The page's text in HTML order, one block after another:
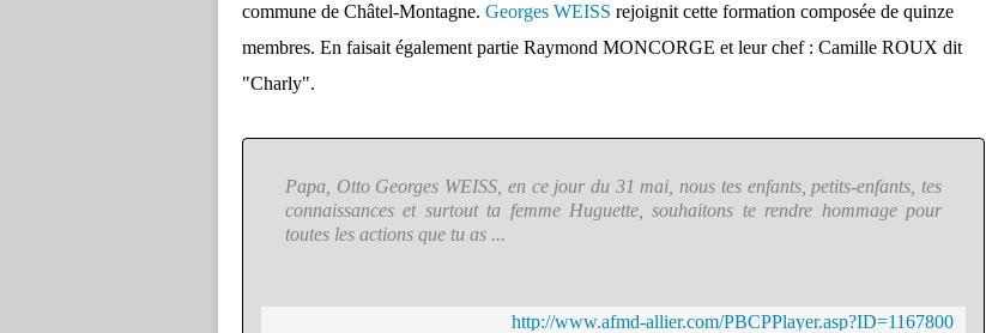
commune de Châtel-Montagne. Georges WEISS rejoignit cette formation composée de quinze
membres. En faisait également partie Raymond MONCORGE et leur chef : Camille ROUX dit
"Charly".
Papa, Otto Georges WEISS, en ce jour du 31 mai, nous tes enfants, petits-enfants, tes
connaissances et surtout ta femme Huguette, souhaitons te rendre hommage pour
toutes les actions que tu as ...
http://www.afmd-allier.com/PBCPPlayer.asp?ID=1167800